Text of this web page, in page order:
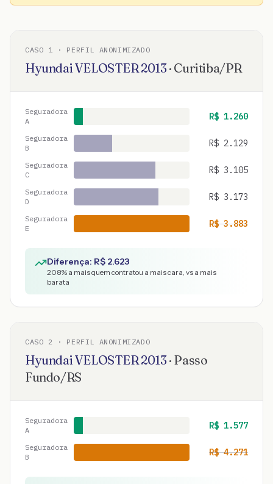
CASO 1 · PERFIL ANONIMIZADO
HyundaiVELOSTER2013· Curitiba/PR
Seguradora
A
R$ 1.260
Seguradora
B
R$ 2.129
Seguradora
C
R$ 3.105
Seguradora
D
R$ 3.173
Seguradora
E
R$3.883
Diferença: R$ 2.623
208% a mais quem contratou a mais cara, vs a mais
barata
CASO 2 · PERFIL ANONIMIZADO
HyundaiVELOSTER2013· Passo
Fundo/RS
Seguradora
A
R$ 1.577
Seguradora
B
R$4.271